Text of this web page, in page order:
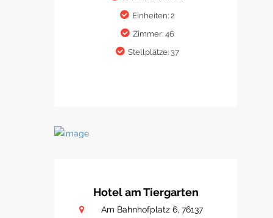
Einheiten: 2
Zimmer: 46
Stellplätze: 37
Hotel am Tiergarten
Am Bahnhofplatz 6, 76137